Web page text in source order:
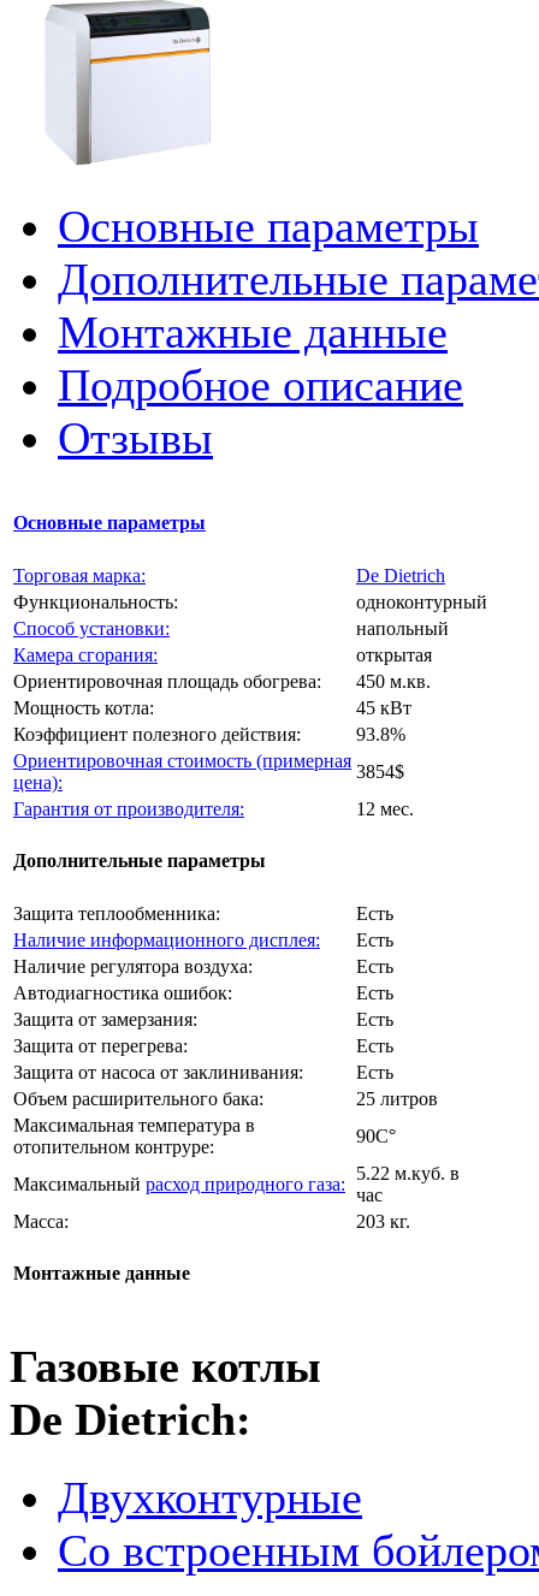
Основные параметры
Дополнительные
Монтажные данные
Подробное описание
Отзывы
Основные параметры
Торговая марка:
De Dietrich
Функциональность:
одноконтурный
Способ установки:
напольный
Камера сгорания:
открытая
Ориентировочная площадь обогрева:
450 м.кв.
Мощность котла:
45 кВт
Коэффициент полезного действия:
93.8%
Ориентировочная стоимость (примерная
цена):
3854$
Гарантия от производителя:
12 мес.
Дополнительные параметры
Защита теплообменника:
Есть
Наличие информационного дисплея:
Есть
Наличие регулятора воздуха:
Есть
Автодиагностика ошибок:
Есть
Защита от замерзания:
Есть
Защита от перегрева:
Есть
Защита от насоса от заклинивания:
Есть
Объем расширительного бака:
25 литров
Максимальная температура в
отопительном контруре:
90C°
Максимальный расход природного газа:
5.22 м.куб. в
час
Масса:
203 кг.
Монтажные данные
Газовые котлы
De Dietrich:
Двухконтурные
Со встроенным